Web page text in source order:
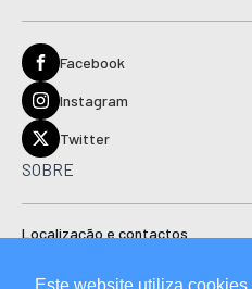
Facebook
Instagram
Twitter
SOBRE
Localização e contactos
Este website utiliza